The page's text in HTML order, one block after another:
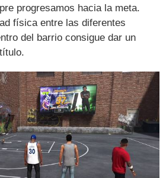
progresamos hacia la meta.
física entre las diferentes
del barrio consigue dar un